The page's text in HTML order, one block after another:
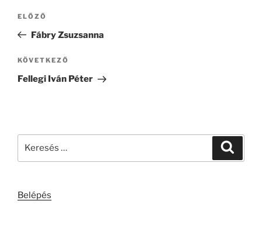
Bejegyzés
Korábbi
bejegyzés
ELŐZŐ
Fábry Zsuzsanna
Következő
bejegyzés
KÖVETKEZŐ
Fellegi Iván Péter
Belépés